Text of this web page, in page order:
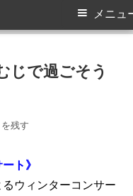
風通信
メニュ
じで過ごそう
マスはつむじで過ごそう♪
残す
ト》
ウィンターコンサー